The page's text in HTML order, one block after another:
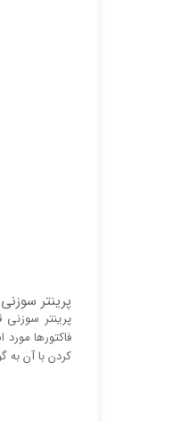
پرینتر سوزنی
پرینتر
فاکتور‌ها
کردن با آن